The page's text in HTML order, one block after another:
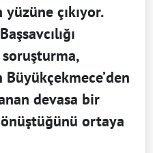
çıkıyor.
devasa bir
ortaya